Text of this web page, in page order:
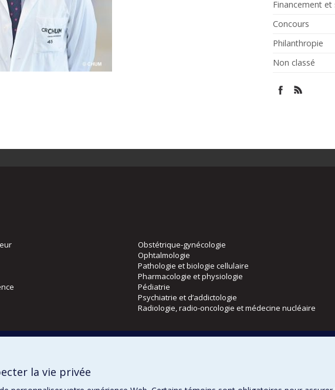
Financement
Concours
Philanthropie
Non classé
Obstétrique-gynécologie
Ophtalmologie
Pathologie et biologie cellulaire
Pharmacologie et physiologie
Pédiatrie
Psychiatrie et d’addictologie
Radiologie, radio-oncologie et médecine nucléaire
la vie privée